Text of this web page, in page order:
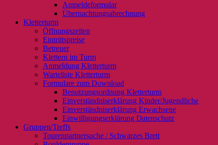
Anmeldeformular
Übernachtungsabrechnung
Kletterturm
Öffnungszeiten
Eintrittspreise
Betreuer
Klettern im Turm
Anmeldung Kletterturm
Warteliste Kletterturm
Formulare zum Download
Benutzungsordnung Kletterturm
Einverständniserklärung Kinder/Jugendliche
Einverständniserklärung Erwachsene
Einwilligungserklärung Datenschutz
Gruppen/Treffs
Tourenpartnersuche / Schwarzes Brett